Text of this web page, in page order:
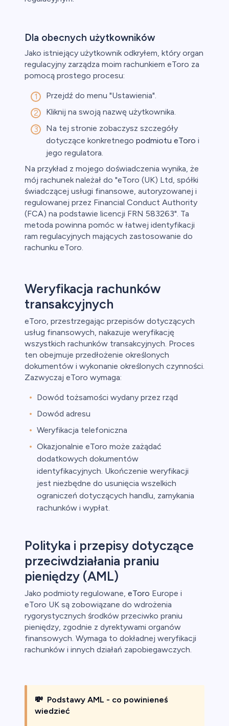
Dla obecnych użytkowników
Jako istniejący użytkownik odkryłem, który organ
regulacyjny zarządza moim rachunkiem eToro za
pomocą prostego procesu:
Przejdź do menu "Ustawienia".
Kliknij na swoją nazwę użytkownika.
Na tej stronie zobaczysz szczegóły
dotyczące konkretnego podmiotu eToro i
jego regulatora.
Na przykład z mojego doświadczenia wynika, że
mój rachunek należał do "eToro (UK) Ltd, spółki
świadczącej usługi finansowe, autoryzowanej i
regulowanej przez Financial Conduct Authority
(FCA) na podstawie licencji FRN 583263". Ta
metoda powinna pomóc w łatwej identyfikacji
ram regulacyjnych mających zastosowanie do
rachunku eToro.
Weryfikacja rachunków
transakcyjnych
eToro, przestrzegając przepisów dotyczących
usług finansowych, nakazuje weryfikację
wszystkich rachunków transakcyjnych. Proces
ten obejmuje przedłożenie określonych
dokumentów i wykonanie określonych czynności.
Zazwyczaj eToro wymaga:
Dowód tożsamości wydany przez rząd
Dowód adresu
Weryfikacja telefoniczna
Okazjonalnie eToro może zażądać
dodatkowych dokumentów
identyfikacyjnych. Ukończenie weryfikacji
jest niezbędne do usunięcia wszelkich
ograniczeń dotyczących handlu, zamykania
rachunków i wypłat.
Polityka i przepisy dotyczące
przeciwdziałania praniu
pieniędzy (AML)
Jako podmioty regulowane, eToro Europe i
eToro UK są zobowiązane do wdrożenia
rygorystycznych środków przeciwko praniu
pieniędzy, zgodnie z dyrektywami organów
finansowych. Wymaga to dokładnej weryfikacji
rachunków i innych działań zapobiegawczych.
💸 Podstawy AML - co powinieneś
wiedzieć